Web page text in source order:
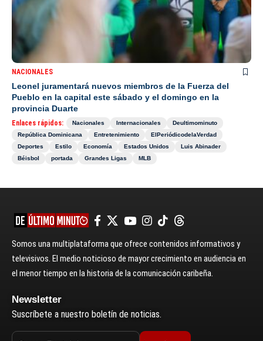
NACIONALES
Leonel juramentará nuevos miembros de la Fuerza del
Pueblo en la capital este sábado y el domingo en la
provincia Duarte
Enlaces rápidos: Nacionales Internacionales
Deultimominuto
República Dominicana
Entretenimiento
ElPeriódicodelaVerdad
Deportes
Estilo Economía Estados Unidos
Luis Abinader
Béisbol
portada Grandes Ligas MLB
Somos una multiplataforma que ofrece contenidos informativos y
televisivos. El medio noticioso de mayor crecimiento en audiencia en
el menor tiempo en la historia de la comunicación caribeña.
Newsletter
Suscríbete a nuestro boletín de noticias.